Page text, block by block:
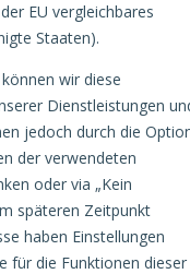
EU vergleichbares
Staaten).
wir diese
Dienstleistungen
jedoch durch die
der verwendeten
oder via „Kein
späteren Zeitpunkt
haben Einstellungen
für die Funktionen dieser